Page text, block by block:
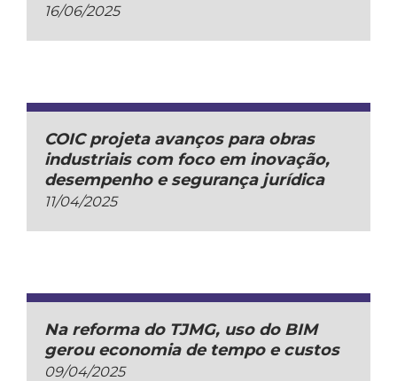
16/06/2025
COIC projeta avanços para obras
industriais com foco em inovação,
desempenho e segurança jurídica
11/04/2025
Na reforma do TJMG, uso do BIM
gerou economia de tempo e custos
09/04/2025